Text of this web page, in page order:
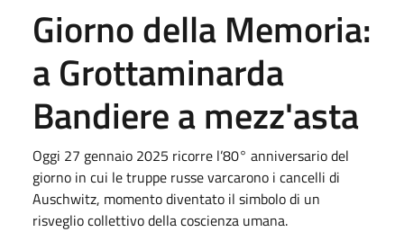
Giorno della Memoria:
a Grottaminarda
Bandiere a mezz'asta
Oggi 27 gennaio 2025 ricorre l’80° anniversario del
giorno in cui le truppe russe varcarono i cancelli di
Auschwitz, momento diventato il simbolo di un
risveglio collettivo della coscienza umana.